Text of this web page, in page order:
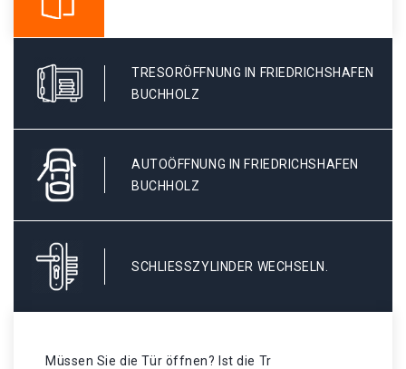
TRESORÖFFNUNG IN FRIEDRICHSHAFEN
BUCHHOLZ
AUTOÖFFNUNG IN FRIEDRICHSHAFEN
BUCHHOLZ
SCHLIESSZYLINDER WECHSELN.
Müssen Sie die Tür öffnen? Ist die Tr